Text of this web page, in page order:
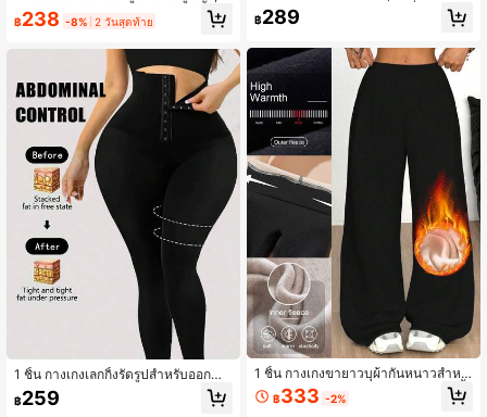
างเกงรัดรูปครอสโอเวอร์, กางเกงรัดรูปเ
อวสูงรูปตัว V, กางเกงรัดรูปเอวสูงควบคุ
วิตประจำวันและออกกำลังกาย, เพิ่มประ
สิทธิภาพการออกกำลังกายของคุณ!
฿238 -8% 2 วันสุดท้าย
1 ชิ้น กางเกงเลกกิ้งรัดรูปสำหรับออกกำ
ลังกายฤดูร้อนสำหรับผู้หญิง, กางเกงคา
ปรีรัดรูปสีพื้นยกกระชับสบายยืดหยุ่น, ก
฿259
บบไขว้สไตล์วินเทจ, กางเกงวิ่งเอวสูงข
ากว้างสำหรับฤดูใบไม้ผลิ/ฤดูร้อน, กางเ
฿289
1 ชิ้น กางเกงขายาวบุผ้ากันหนาวสำหรั
บผู้หญิง, กางเกงขายาวทรงขากว้างสีพื้
นเอวสูงหนาอบอุ่น, กางเกงกันหนาวหน
฿333 -2%